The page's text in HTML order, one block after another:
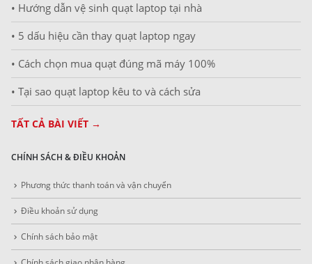
• Hướng dẫn vệ sinh quạt laptop tại nhà
• 5 dấu hiệu cần thay quạt laptop ngay
• Cách chọn mua quạt đúng mã máy 100%
• Tại sao quạt laptop kêu to và cách sửa
TẤT CẢ BÀI VIẾT →
CHÍNH SÁCH & ĐIỀU KHOẢN
Phương thức thanh toán và vận chuyển
Điều khoản sử dụng
Chính sách bảo mật
Chính sách giao nhận hàng